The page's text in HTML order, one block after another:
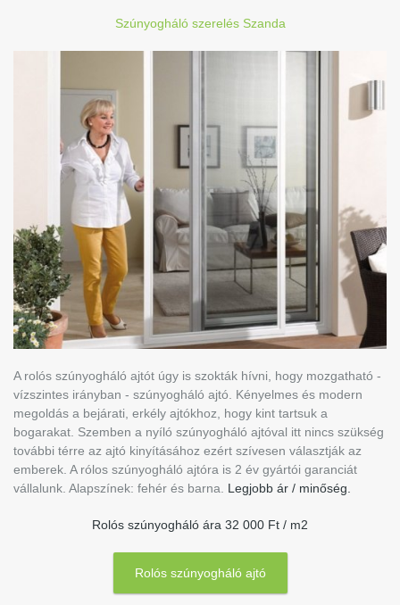
Szúnyogháló szerelés Szanda
A rolós szúnyogháló ajtót úgy is szokták hívni, hogy mozgatható -
vízszintes irányban - szúnyogháló ajtó. Kényelmes és modern
megoldás a bejárati, erkély ajtókhoz, hogy kint tartsuk a
bogarakat. Szemben a nyíló szúnyogháló ajtóval itt nincs szükség
további térre az ajtó kinyításához ezért szívesen választják az
emberek. A rólos szúnyogháló ajtóra is 2 év gyártói garanciát
vállalunk. Alapszínek: fehér és barna. Legjobb ár / minőség.
Rolós szúnyogháló ára 32 000 Ft / m2
Rolós szúnyogháló ajtó